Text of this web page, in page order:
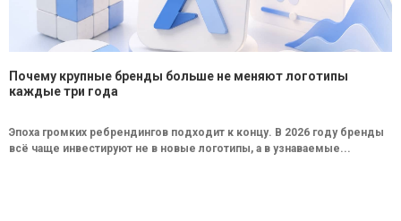
Почему крупные бренды больше не меняют логотипы
каждые три года
Эпоха громких ребрендингов подходит к концу. В 2026 году бренды
всё чаще инвестируют не в новые логотипы, а в узнаваемые...